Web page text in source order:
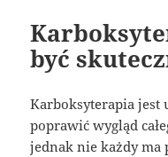
być
Karboksyterapia jest
poprawić wygląd
jednak nie każdy ma